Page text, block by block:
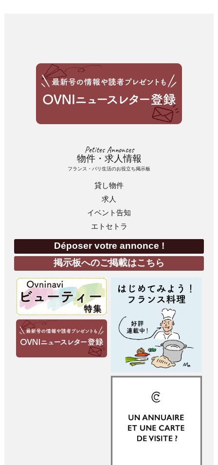
Petites Annonces
物件・求人情報
フランス・パリ生活のお役立ち掲示板
貸し物件
求人
イベント告知
エトセトラ
Déposer votre annonce !
掲示板へのご掲載はこちら